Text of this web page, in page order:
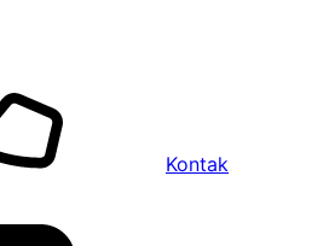
Kontak